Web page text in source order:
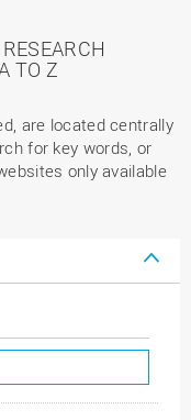
TO Z
are located centrally
for key words, or
only available